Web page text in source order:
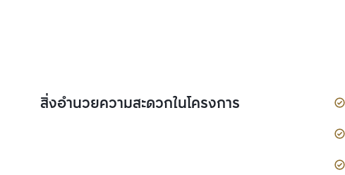
สิ่งอำนวยความสะดวกในโครงการ